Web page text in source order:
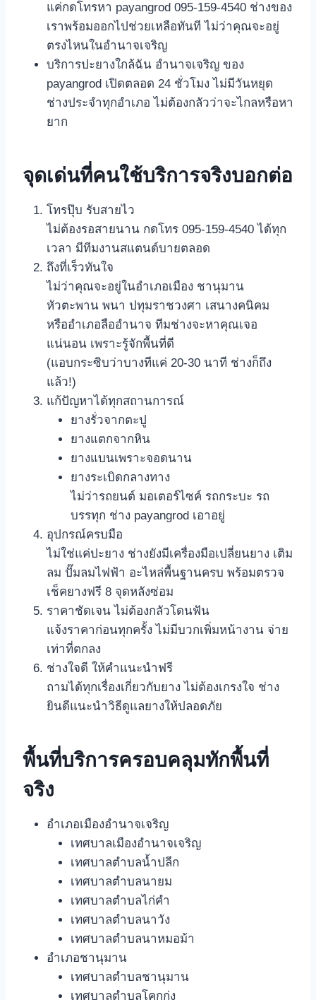
แค่กดโทรหา payangrod 095-159-4540 ช่างของ
เราพร้อมออกไปช่วยเหลือทันที ไม่ว่าคุณจะอยู่
ตรงไหนในอำนาจเจริญ
บริการปะยางใกล้ฉัน อำนาจเจริญ ของ
payangrod เปิดตลอด 24 ชั่วโมง ไม่มีวันหยุด
ช่างประจำทุกอำเภอ ไม่ต้องกลัวว่าจะไกลหรือหา
ยาก
จุดเด่นที่คนใช้บริการจริงบอกต่อ
โทรปุ๊บ รับสายไว
ไม่ต้องรอสายนาน กดโทร 095-159-4540 ได้ทุก
เวลา มีทีมงานสแตนด์บายตลอด
ถึงที่เร็วทันใจ
ไม่ว่าคุณจะอยู่ในอำเภอเมือง ชานุมาน
หัวตะพาน พนา ปทุมราชวงศา เสนางคนิคม
หรืออำเภอลืออำนาจ ทีมช่างจะหาคุณเจอ
แน่นอน เพราะรู้จักพื้นที่ดี
(แอบกระซิบว่าบางทีแค่ 20-30 นาที ช่างก็ถึง
แล้ว!)
แก้ปัญหาได้ทุกสถานการณ์
ยางรั่วจากตะปู
ยางแตกจากหิน
ยางแบนเพราะจอดนาน
ยางระเบิดกลางทาง
ไม่ว่ารถยนต์ มอเตอร์ไซค์ รถกระบะ รถ
บรรทุก ช่าง payangrod เอาอยู่
อุปกรณ์ครบมือ
ไม่ใช่แค่ปะยาง ช่างยังมีเครื่องมือเปลี่ยนยาง เติม
ลม ปั๊มลมไฟฟ้า อะไหล่พื้นฐานครบ พร้อมตรวจ
เช็คยางฟรี 8 จุดหลังซ่อม
ราคาชัดเจน ไม่ต้องกลัวโดนฟัน
แจ้งราคาก่อนทุกครั้ง ไม่มีบวกเพิ่มหน้างาน จ่าย
เท่าที่ตกลง
ช่างใจดี ให้คำแนะนำฟรี
ถามได้ทุกเรื่องเกี่ยวกับยาง ไม่ต้องเกรงใจ ช่าง
ยินดีแนะนำวิธีดูแลยางให้ปลอดภัย
พื้นที่บริการครอบคลุมทักพื้นที่
จริง
อำเภอเมืองอำนาจเจริญ
เทศบาลเมืองอำนาจเจริญ
เทศบาลตำบลน้ำปลีก
เทศบาลตำบลนายม
เทศบาลตำบลไก่คำ
เทศบาลตำบลนาวัง
เทศบาลตำบลนาหมอม้า
อำเภอชานุมาน
เทศบาลตำบลชานุมาน
เทศบาลตำบลโคกก่ง